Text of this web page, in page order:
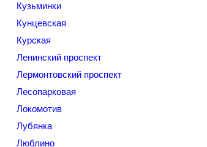
Кузьминки
Кунцевская
Курская
Ленинский проспект
Лермонтовский проспект
Лесопарковая
Локомотив
Лубянка
Люблино